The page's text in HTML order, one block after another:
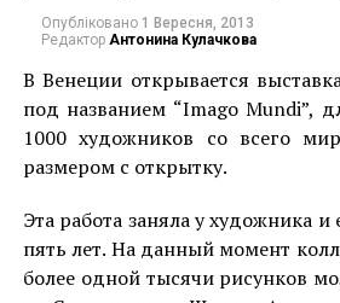
Опубліковано 1 Вересня, 2013
Редактор Антонина Кулачкова
В Венеции открывается
под названием “Imago Mundi”,
1000 художников со всего
размером с открытку.
Эта работа заняла у художника
пять лет. На данный момент
более одной тысячи рисунков